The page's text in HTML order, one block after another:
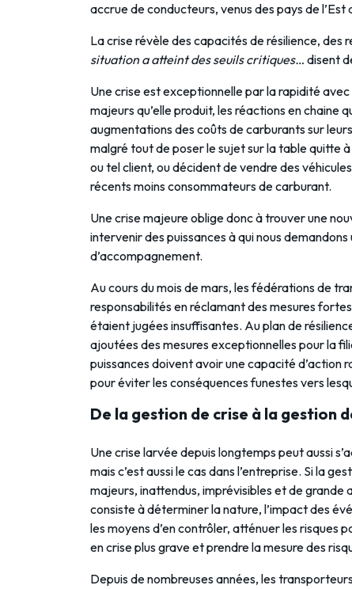
accrue de conducteurs, venus des pays de l’Est
La crise révèle des capacités de résilience, des
situation a atteint des seuils critiques… disent
Une crise est exceptionnelle par la rapidité
majeurs qu’elle produit, les réactions en chaine
augmentations des coûts de carburants sur
malgré tout de poser le sujet sur la table quitte
ou tel client, ou décident de vendre des
récents moins consommateurs de carburant.
Une crise majeure oblige donc à trouver une
intervenir des puissances à qui nous
d’accompagnement.
Au cours du mois de mars, les fédérations de
responsabilités en réclamant des mesures
étaient jugées insuffisantes. Au plan de
ajoutées des mesures exceptionnelles pour la
puissances doivent avoir une capacité d’action
pour éviter les conséquences funestes vers
De la gestion de crise à la gestion
Une crise larvée depuis longtemps peut aussi
mais c’est aussi le cas dans l’entreprise. Si la
majeurs, inattendus, imprévisibles et de grande
consiste à déterminer la nature, l’impact des
les moyens d’en contrôler, atténuer les risques
en crise plus grave et prendre la mesure des
Depuis de nombreuses années, les